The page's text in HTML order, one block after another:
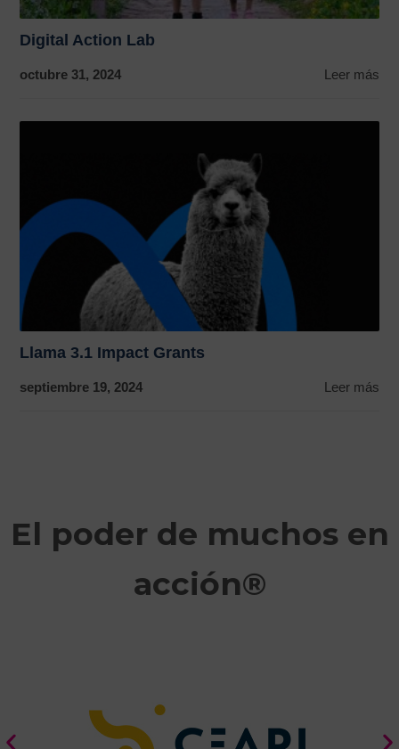
Digital Action Lab
octubre 31, 2024 Leer más
Llama 3.1 Impact Grants
septiembre 19, 2024 Leer más
El poder de muchos en
acción®